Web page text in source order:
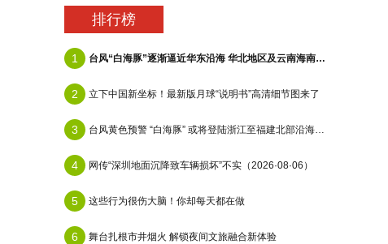
排行榜
1 台风“白海豚”逐渐逼近华东沿海 华北地区及云南海南等地有降雨
2 立下中国新坐标！最新版月球“说明书”高清细节图来了
3 台风黄色预警 “白海豚” 或将登陆浙江至福建北部沿海地区
4 网传“深圳地面沉降致车辆损坏”不实（2026·08·06）
5 这些行为很伤大脑！你却每天都在做
6 舞台扎根市井烟火 解锁夜间文旅融合新体验